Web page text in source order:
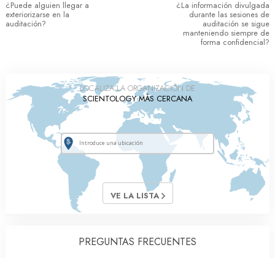
¿Puede alguien llegar a
exteriorizarse en la
auditación?
¿La información divulgada
durante las sesiones de
auditación se sigue
manteniendo siempre de
forma confidencial?
LOCALIZA LA ORGANIZACIÓN DE
SCIENTOLOGY MÁS CERCANA
VE LA LISTA
PREGUNTAS FRECUENTES